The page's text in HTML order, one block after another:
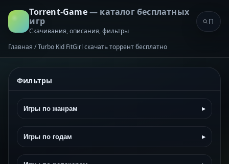
Torrent-Game— каталог бесплатных
игр
Скачивания, описания, фильтры
Главная /Turbo Kid FitGirl скачать торрент бесплатно
Фильтры
Игры по жанрам ▸
Игры по годам ▸